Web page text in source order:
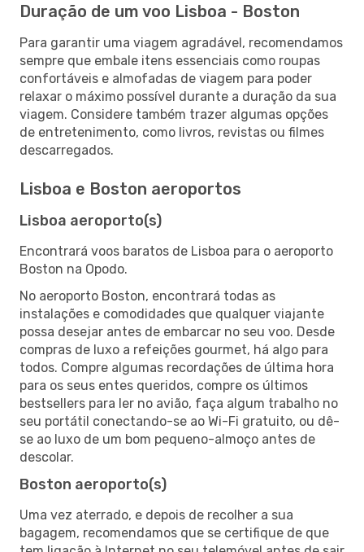
Duração de um voo Lisboa - Boston
Para garantir uma viagem agradável, recomendamos
sempre que embale itens essenciais como roupas
confortáveis e almofadas de viagem para poder
relaxar o máximo possível durante a duração da sua
viagem. Considere também trazer algumas opções
de entretenimento, como livros, revistas ou filmes
descarregados.
Lisboa e Boston aeroportos
Lisboa aeroporto(s)
Encontrará voos baratos de Lisboa para o aeroporto
Boston na Opodo.
No aeroporto Boston, encontrará todas as
instalações e comodidades que qualquer viajante
possa desejar antes de embarcar no seu voo. Desde
compras de luxo a refeições gourmet, há algo para
todos. Compre algumas recordações de última hora
para os seus entes queridos, compre os últimos
bestsellers para ler no avião, faça algum trabalho no
seu portátil conectando-se ao Wi-Fi gratuito, ou dê-
se ao luxo de um bom pequeno-almoço antes de
descolar.
Boston aeroporto(s)
Uma vez aterrado, e depois de recolher a sua
bagagem, recomendamos que se certifique de que